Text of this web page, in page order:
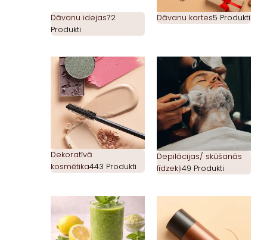
Dāvanu idejas72
Produkti
Dāvanu kartes5 Produkti
Dekoratīvā
kosmētika443 Produkti
Depilācijas/ skūšanās
līdzekļi49 Produkti